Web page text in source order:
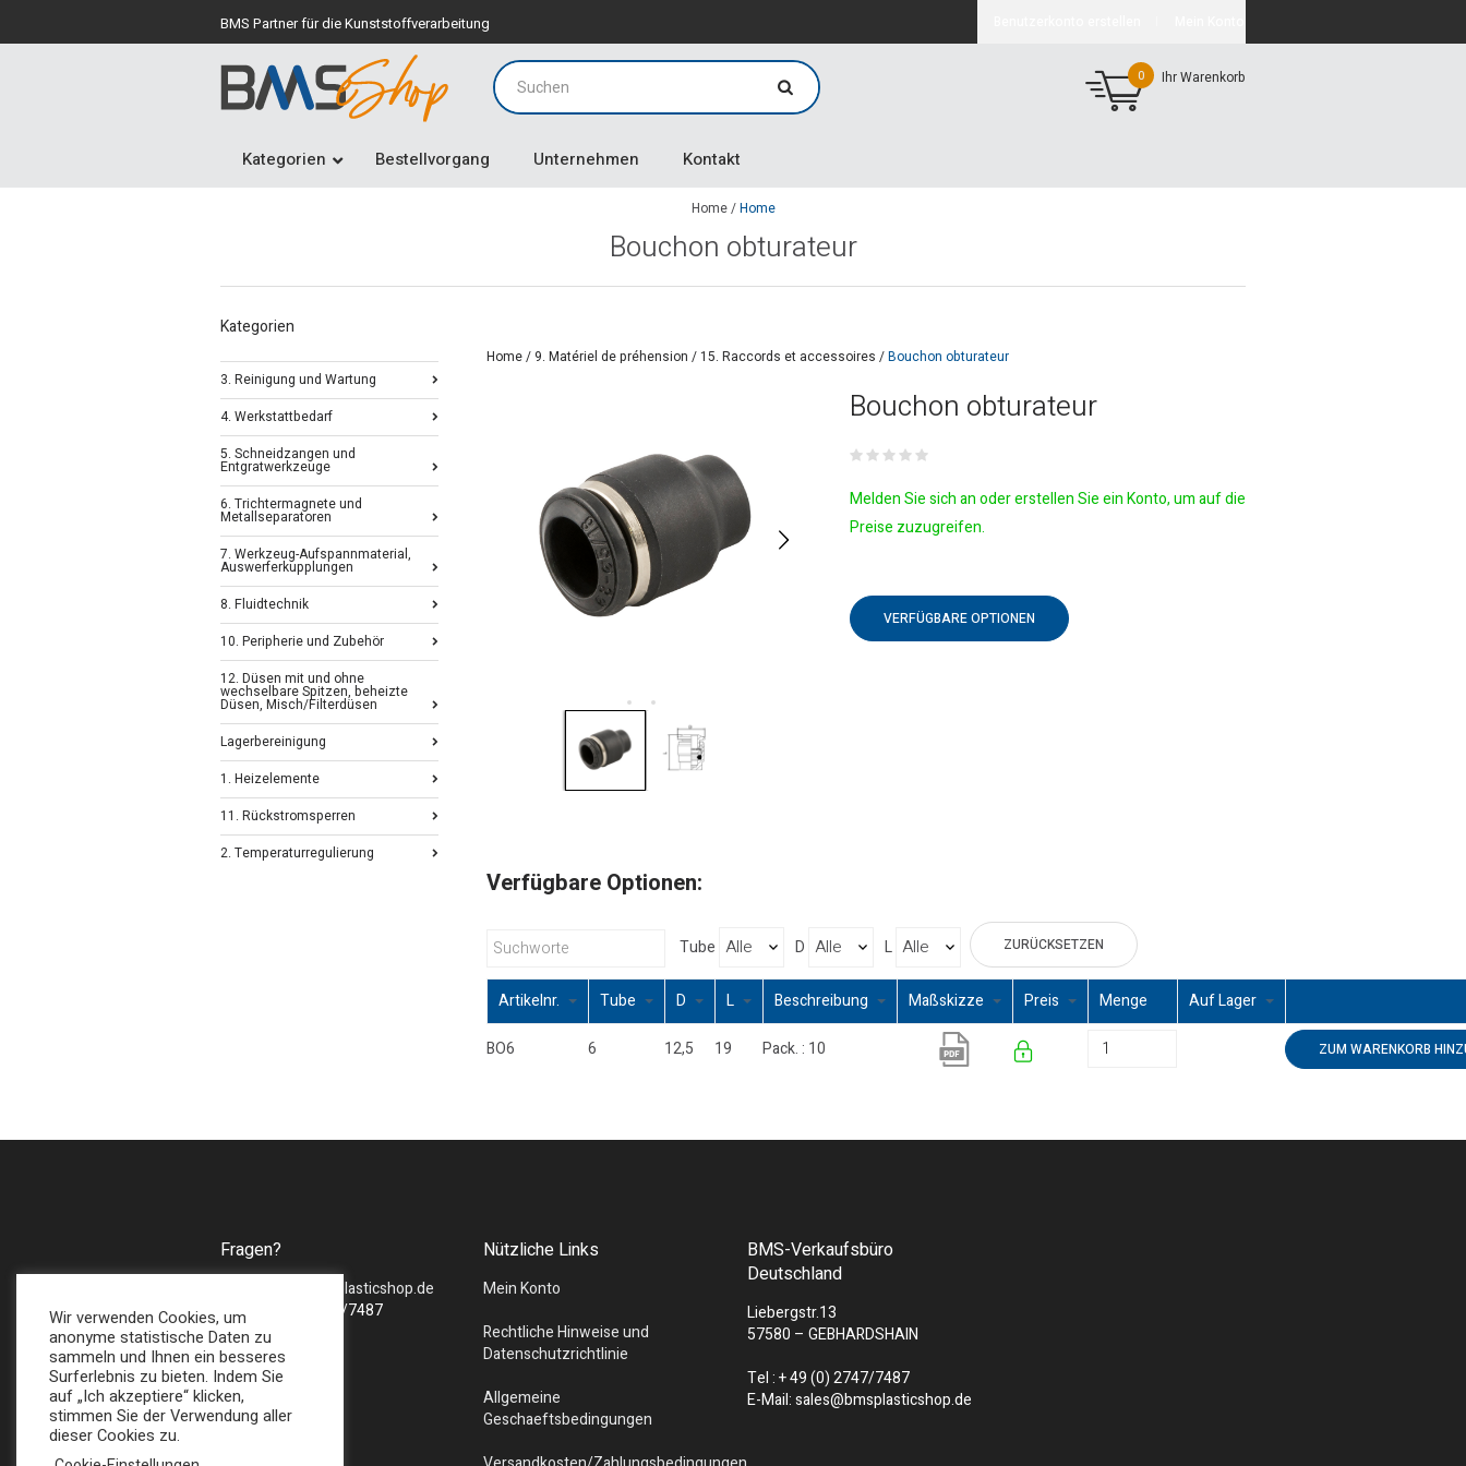
BMS Partner für die Kunststoffverarbeitung
0 Ihr Warenkorb
Kategorien Bestellvorgang Unternehmen Kontakt
Home/Home
Bouchon obturateur
Home/ 9. Matériel de préhension /15. Raccords et accessoires /Bouchon obturateur
Bouchon obturateur
Melden Sie sich an oder erstellen Sie ein Konto, um auf die
Preise zuzugreifen.
VERFÜGBARE OPTIONEN
Verfügbare Optionen:
Tube D L ZURÜCKSETZEN
Artikelnr. Tube D L Beschreibung Maßskizze Preis Menge Auf Lager
BO6 6 12,5 19 Pack. : 10 ZUM WARENKORB
Kategorien
3. Reinigung und Wartung
4. Werkstattbedarf
5. Schneidzangen und
Entgratwerkzeuge
6. Trichtermagnete und
Metallseparatoren
7. Werkzeug-Aufspannmaterial,
Auswerferkupplungen
8. Fluidtechnik
10. Peripherie und Zubehör
12. Düsen mit und ohne
wechselbare Spitzen, beheizte
Düsen, Misch/Filterdüsen
Lagerbereinigung
1. Heizelemente
11. Rückstromsperren
2. Temperaturregulierung
Fragen?
sales@bmsplasticshop.de
Tel : + 49 (0) 2747/7487
Nützliche Links
Mein Konto
Rechtliche Hinweise und
Datenschutzrichtlinie
Allgemeine
Geschaeftsbedingungen
BMS-Verkaufsbüro
Deutschland
Liebergstr.13
57580 – GEBHARDSHAIN
Tel : + 49 (0) 2747/7487
E-Mail: sales@bmsplasticshop.de
Wir verwenden Cookies, um
anonyme statistische Daten zu
sammeln und Ihnen ein besseres
Surferlebnis zu bieten. Indem Sie
auf „Ich akzeptiere“ klicken,
stimmen Sie der Verwendung aller
dieser Cookies zu.